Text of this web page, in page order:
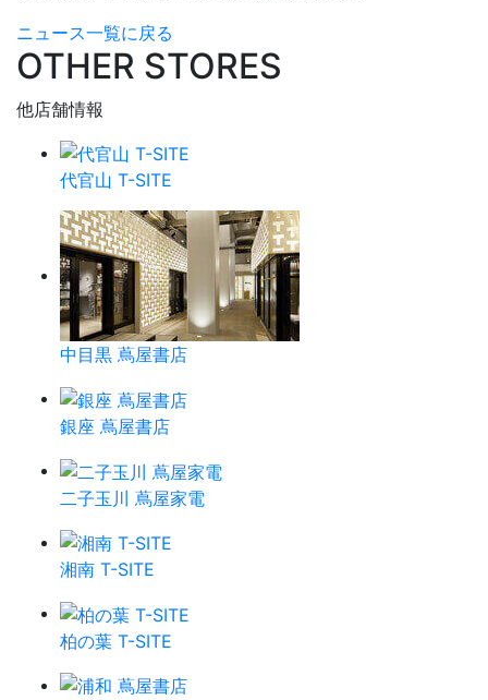
ニュース一覧に戻る
OTHER STORES
他店舗情報
代官山 T-SITE
中目黒 蔦屋書店
銀座 蔦屋書店
二子玉川 蔦屋家電
湘南 T-SITE
柏の葉 T-SITE